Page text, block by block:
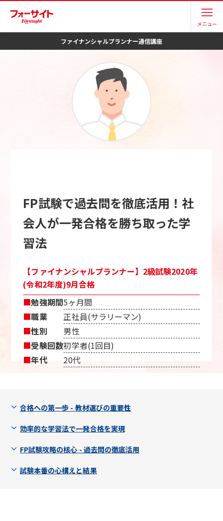
メニュー
ファイナンシャルプランナー通信講座
FP試験で過去問を徹底活用！社
会人が一発合格を勝ち取った学
習法
【ファイナンシャルプランナー】2級試験2020年
(令和2年度)9月合格
■勉強期間5ヶ月間
■職業
正社員(サラリーマン)
■性別
男性
■受験回数初学者(1回目)
■年代 20代
合格への第一歩 - 教材選びの重要性
効率的な学習法で一発合格を実現
FP試験攻略の核心 - 過去問の徹底活用
試験本番の心構えと結果